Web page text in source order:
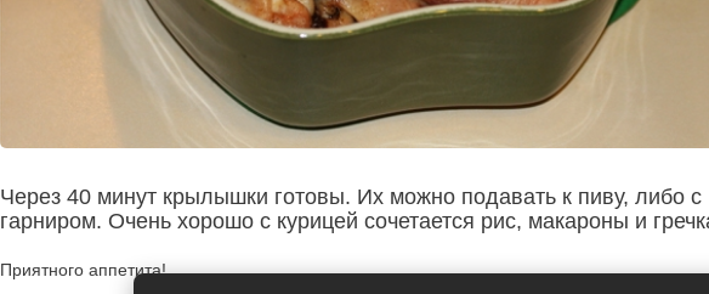
Через 40 минут крылышки готовы. Их можно подавать к пиву, либо с
гарниром. Очень хорошо с курицей сочетается рис, макароны и
Приятного аппетита!